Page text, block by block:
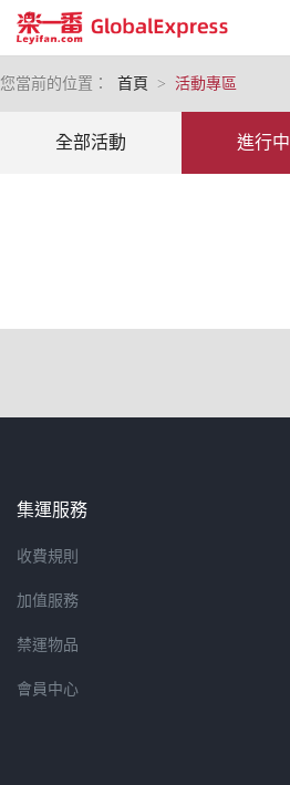
您當前的位置： 首頁 > 活動專區
全部活動 進行中
集運服務
收費規則
加值服務
禁運物品
會員中心